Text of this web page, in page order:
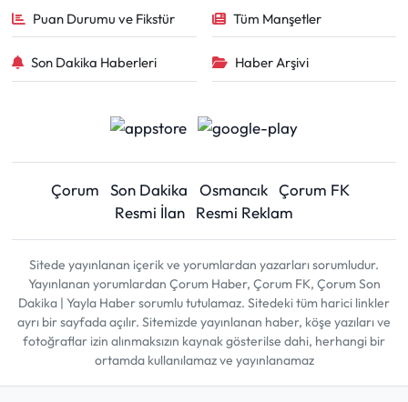
Puan Durumu ve Fikstür Tüm Manşetler
Son Dakika Haberleri Haber Arşivi
Çorum Son Dakika Osmancık Çorum FK
Resmi İlan
Resmi Reklam
Sitede yayınlanan içerik ve yorumlardan yazarları sorumludur.
Yayınlanan yorumlardan Çorum Haber, Çorum FK, Çorum Son
Dakika | Yayla Haber sorumlu tutulamaz. Sitedeki tüm harici linkler
ayrı bir sayfada açılır. Sitemizde yayınlanan haber, köşe yazıları ve
fotoğraflar izin alınmaksızın kaynak gösterilse dahi, herhangi bir
ortamda kullanılamaz ve yayınlanamaz